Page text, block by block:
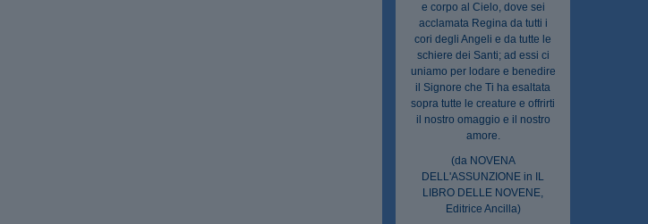
e corpo al Cielo, dove sei
acclamata Regina da tutti i
cori degli Angeli e da tutte le
schiere dei Santi; ad essi ci
uniamo per lodare e benedire
il Signore che Ti ha esaltata
sopra tutte le creature e offrirti
il nostro omaggio e il nostro
amore.
(da NOVENA
DELL'ASSUNZIONE in IL
LIBRO DELLE NOVENE,
Editrice Ancilla)